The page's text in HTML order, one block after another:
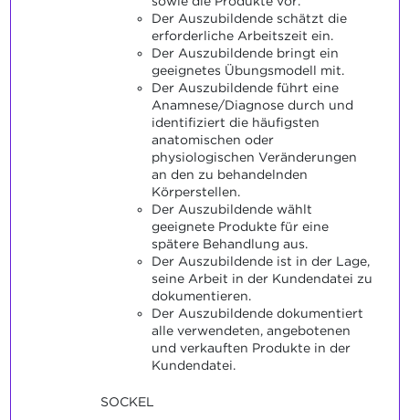
Der Auszubildende schätzt die
erforderliche Arbeitszeit ein.
Der Auszubildende bringt ein
geeignetes Übungsmodell mit.
Der Auszubildende führt eine
Anamnese/Diagnose durch und
identifiziert die häufigsten
anatomischen oder
physiologischen Veränderungen
an den zu behandelnden
Körperstellen.
Der Auszubildende wählt
geeignete Produkte für eine
spätere Behandlung aus.
Der Auszubildende ist in der Lage,
seine Arbeit in der Kundendatei zu
dokumentieren.
Der Auszubildende dokumentiert
alle verwendeten, angebotenen
und verkauften Produkte in der
Kundendatei.
SOCKEL